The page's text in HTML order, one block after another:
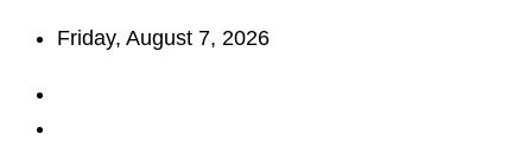
Skip
content
Friday, August 7, 2026